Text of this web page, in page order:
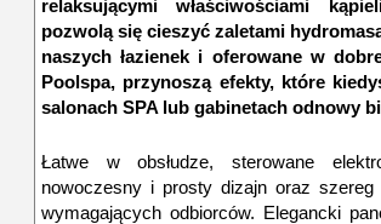
relaksującymi właściwościami
pozwolą się cieszyć zaletami
naszych łazienek i oferowane w
Poolspa, przynoszą efekty, które
salonach SPA lub gabinetach odnowy
Łatwe w obsłudze, sterowane
nowoczesny i prosty dizajn oraz
wymagających odbiorców. Elegancki